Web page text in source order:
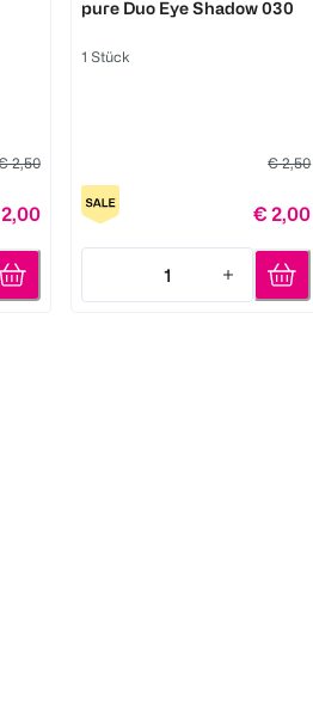
2,50
pure Duo Eye Shadow 030
1 Stück
€ 2,50
€ 2,00
1
Quantity: 1